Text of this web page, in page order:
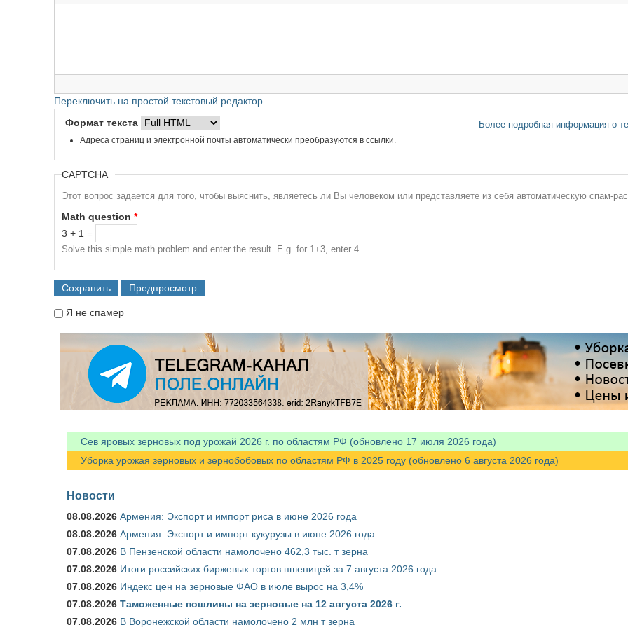
Переключить на простой текстовый редактор
Более подробная информация о
Формат текста
Адреса страниц и электронной почты автоматически преобразуются в ссылки.
CAPTCHA
Этот вопрос задается для того, чтобы выяснить, являетесь ли Вы человеком или представляете из себя автоматическую спам-
Math question *
3 + 1 =
Solve this simple math problem and enter the result. E.g. for 1+3, enter 4.
Я не спамер
Сев яровых зерновых под урожай 2026 г. по областям РФ (обновлено 17 июля 2026 года)
Уборка урожая зерновых и зернобобовых по областям РФ в 2025 году (обновлено 6 августа 2026 года)
Новости
08.08.2026 Армения: Экспорт и импорт риса в июне 2026 года
08.08.2026 Армения: Экспорт и импорт кукурузы в июне 2026 года
07.08.2026 В Пензенской области намолочено 462,3 тыс. т зерна
07.08.2026 Итоги российских биржевых торгов пшеницей за 7 августа 2026 года
07.08.2026 Индекс цен на зерновые ФАО в июле вырос на 3,4%
07.08.2026 Таможенные пошлины на зерновые на 12 августа 2026 г.
07.08.2026 В Воронежской области намолочено 2 млн т зерна